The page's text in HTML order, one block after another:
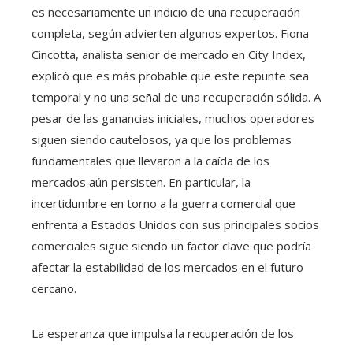
es necesariamente un indicio de una recuperación
completa, según advierten algunos expertos. Fiona
Cincotta, analista senior de mercado en City Index,
explicó que es más probable que este repunte sea
temporal y no una señal de una recuperación sólida. A
pesar de las ganancias iniciales, muchos operadores
siguen siendo cautelosos, ya que los problemas
fundamentales que llevaron a la caída de los
mercados aún persisten. En particular, la
incertidumbre en torno a la guerra comercial que
enfrenta a Estados Unidos con sus principales socios
comerciales sigue siendo un factor clave que podría
afectar la estabilidad de los mercados en el futuro
cercano.
La esperanza que impulsa la recuperación de los